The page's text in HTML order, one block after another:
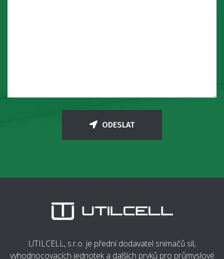
ODESLAT
UTILCELL, s.r.o. je přední dodavatel snímačů sil,
vyhodnocovacích jednotek a dalších prvků pro průmyslové